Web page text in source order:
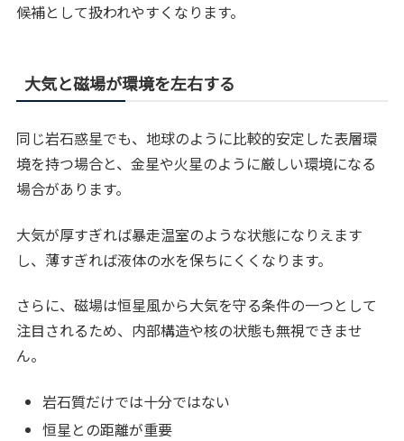
候補として扱われやすくなります。
大気と磁場が環境を左右する
同じ岩石惑星でも、地球のように比較的安定した表層環
境を持つ場合と、金星や火星のように厳しい環境になる
場合があります。
大気が厚すぎれば暴走温室のような状態になりえます
し、薄すぎれば液体の水を保ちにくくなります。
さらに、磁場は恒星風から大気を守る条件の一つとして
注目されるため、内部構造や核の状態も無視できませ
ん。
岩石質だけでは十分ではない
恒星との距離が重要